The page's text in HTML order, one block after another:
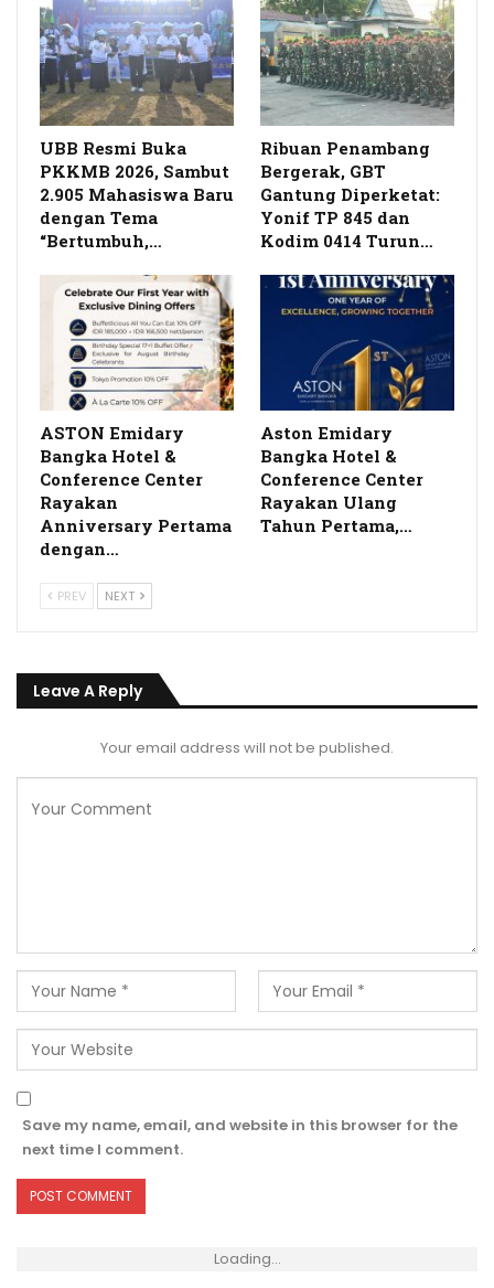
UBB Resmi Buka
PKKMB 2026, Sambut
2.905 Mahasiswa Baru
dengan Tema
“Bertumbuh,…
Ribuan Penambang
Bergerak, GBT
Gantung Diperketat:
Yonif TP 845 dan
Kodim 0414 Turun…
ASTON Emidary
Bangka Hotel &
Conference Center
Rayakan
Anniversary Pertama
dengan…
Aston Emidary
Bangka Hotel &
Conference Center
Rayakan Ulang
Tahun Pertama,…
PREV NEXT
Leave A Reply
Your email address will not be published.
Save my name, email, and website in this browser for the
next time I comment.
Loading...